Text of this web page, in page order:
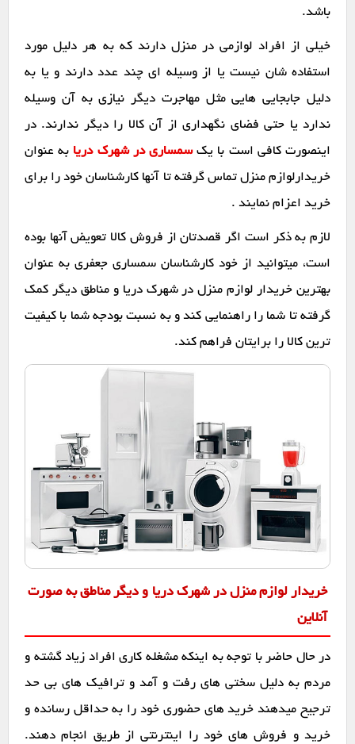
باشد.
خیلی از افراد لوازمی در منزل دارند که به هر دلیل مورد
استفاده شان نیست یا از وسیله ای چند عدد دارند و یا به
دلیل جابجایی هایی مثل مهاجرت دیگر نیازی به آن وسیله
ندارد یا حتی فضای نگهداری از آن کالا را دیگر ندارند. در
اینصورت کافی است با یکسمساری در شهرک دریا به عنوان
خریدارلوازم منزل تماس گرفته تا آنها کارشناسان خود را برای
خرید اعزام نمایند .
لازم به ذکر است اگر قصدتان از فروش کالا تعویض آنها بوده
است، میتوانید از خود کارشناسان سمساری جعفری به عنوان
بهترین خریدار لوازم منزل در شهرک دریا و مناطق دیگر کمک
گرفته تا شما را راهنمایی کند و به نسبت بودجه شما با کیفیت
ترین کالا را برایتان فراهم کند.
خریدار لوازم منزل در شهرک دریا و دیگر مناطق به صورت
آنلاین
در حال حاضر با توجه به اینکه مشغله کاری افراد زیاد گشته و
مردم به دلیل سختی های رفت و آمد و ترافیک های بی حد
ترجیح میدهند خرید های حضوری خود را به حداقل رسانده و
خرید و فروش های خود را اینترنتی از طریق انجام دهند.